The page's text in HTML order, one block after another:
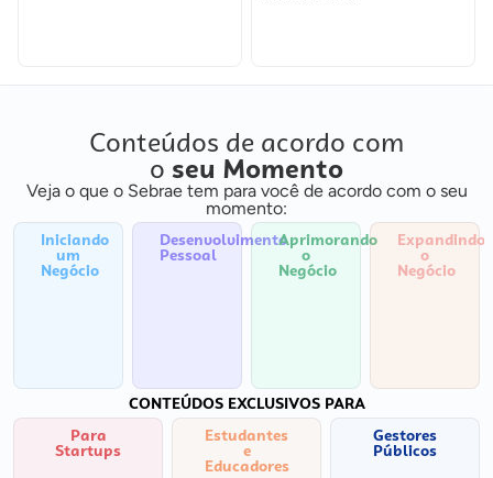
Conteúdos de acordo com
o seu Momento
Veja o que o Sebrae tem para você de acordo com o seu
momento:
Iniciando
um
Negócio
Desenvolvimento
Pessoal
Aprimorando
o
Negócio
Expandindo
o
Negócio
CONTEÚDOS EXCLUSIVOS PARA
Para
Startups
Estudantes
e
Educadores
Gestores
Públicos